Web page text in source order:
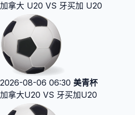
加拿大 U20 VS 牙买加 U20
2026-08-06 06:30 美青杯
加拿大U20 VS 牙买加U20